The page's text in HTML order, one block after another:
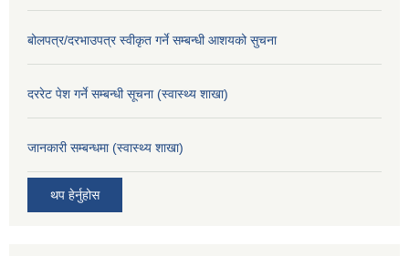
बोलपत्र/दरभाउपत्र स्वीकृत गर्ने सम्बन्धी आशयको सुचना
दररेट पेश गर्ने सम्बन्धी सूचना (स्वास्थ्य शाखा)
जानकारी सम्बन्धमा (स्वास्थ्य शाखा)
थप हेर्नुहोस